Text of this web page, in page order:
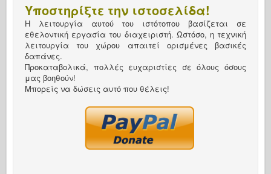
Υποστηρίξτε την ιστοσελίδα!
Η λειτουργία αυτού του ιστότοπου βασίζεται σε
εθελοντική εργασία του διαχειριστή. Ωστόσο, η τεχνική
λειτουργία του χώρου απαιτεί ορισμένες βασικές
δαπάνες.
Προκαταβολικά, πολλές ευχαριστίες σε όλους όσους
μας βοηθούν!
Μπορείς να δώσεις αυτό που θέλεις!